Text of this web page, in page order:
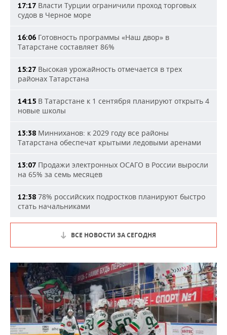
17:17 Власти Турции ограничили проход торговых
судов в Черное море
16:06 Готовность программы «Наш двор» в
Татарстане составляет 86%
15:27 Высокая урожайность отмечается в трех
районах Татарстана
14:15 В Татарстане к 1 сентября планируют открыть 4
новые школы
13:38 Минниханов: к 2029 году все районы
Татарстана обеспечат крытыми ледовыми аренами
13:07 Продажи электронных ОСАГО в России выросли
на 65% за семь месяцев
12:38 78% российских подростков планируют быстро
стать начальниками
ВСЕ НОВОСТИ ЗА СЕГОДНЯ